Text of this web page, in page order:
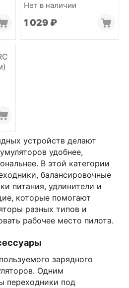
устройств делают
удобнее,
В этой категории
балансировочные
питания, удлинители и
которые помогают
разных типов и
рабочее место пилота.
зарядного
Одним
переходники под
Нет в наличии
1 029 ₽